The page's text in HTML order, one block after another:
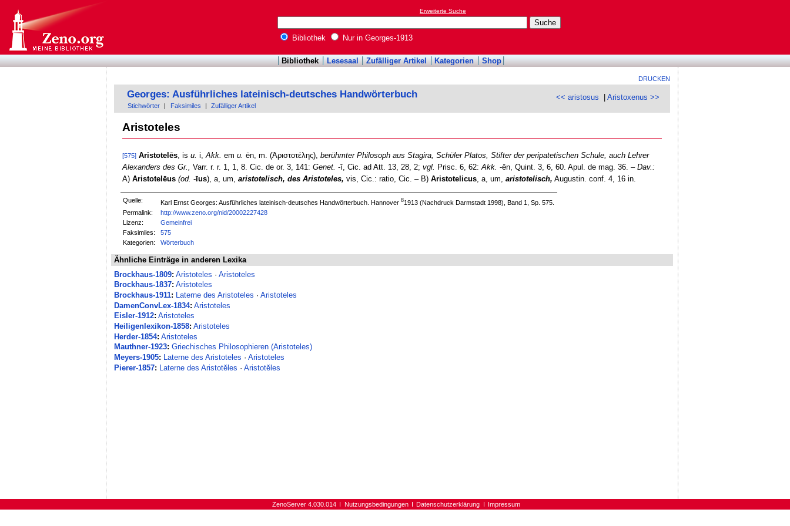
Erweiterte Suche
Bibliothek Nur in Georges-1913
Bibliothek Lesesaal Zufälliger Artikel Kategorien Shop
DRUCKEN
<< aristosus |Aristoxenus >>
Georges: Ausführliches lateinisch-deutsches Handwörterbuch
Stichwörter Faksimiles Zufälliger Artikel
Aristoteles
[575] Aristotelēs, is u. i, Akk. em u. ēn, m. (Ἀριστοτέλης), berühmter Philosoph aus Stagira, Schüler Platos, Stifter der peripatetischen Schule, auch Lehrer
Alexanders des Gr.,
Varr. r. r. 1, 1, 8. Cic. de or. 3, 141: Genet. -ī, Cic. ad Att. 13, 28, 2; vgl. Prisc. 6, 62: Akk. -ēn, Quint. 3, 6, 60. Apul. de mag. 36. – Dav.:
A) Aristotelēus (od. -īus), a, um, aristotelisch, des Aristoteles, vis, Cic.: ratio, Cic. – B) Aristotelicus, a, um, aristotelisch, Augustin. conf. 4, 16 in.
Quelle: Karl Ernst Georges: Ausführliches lateinisch-deutsches Handwörterbuch. Hannover81913 (Nachdruck Darmstadt 1998), Band 1, Sp. 575.
Permalink:
http://www.zeno.org/nid/20002227428
Lizenz:
Gemeinfrei
Faksimiles:
575
Kategorien:
Wörterbuch
Ähnliche Einträge in anderen Lexika
Brockhaus-1809: Aristoteles ·Aristoteles
Brockhaus-1837: Aristoteles
Brockhaus-1911: Laterne des Aristoteles ·Aristoteles
DamenConvLex-1834: Aristoteles
Eisler-1912: Aristoteles
Heiligenlexikon-1858: Aristoteles
Herder-1854: Aristoteles
Mauthner-1923: Griechisches Philosophieren (Aristoteles)
Meyers-1905: Laterne des Aristoteles ·Aristoteles
Pierer-1857: Laterne des Aristotĕles ·Aristotĕles
ZenoServer 4.030.014 Nutzungsbedingungen Datenschutzerklärung Impressum